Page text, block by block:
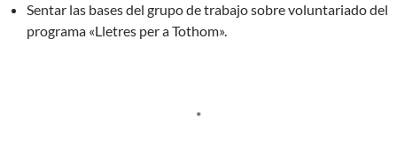
Sentar las bases del grupo de trabajo sobre voluntariado del
programa «Lletres per a Tothom».
*